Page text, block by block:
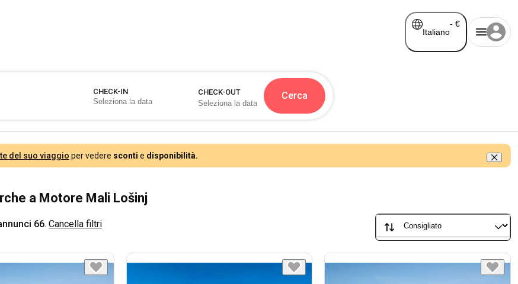
Italiano
- €
CHECK-IN CHECK-OUT Cerca
del suo viaggio per vedere sconti e disponibilità.
a Motore Mali Lošinj
66. Cancella filtri